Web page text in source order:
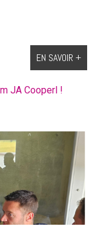
EN SAVOIR +
JA Cooperl !